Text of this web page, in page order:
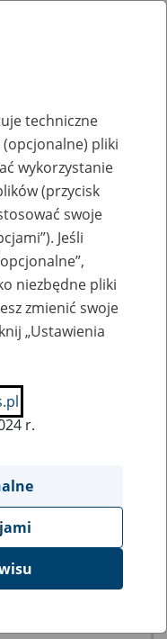
lub
pracy
Spółdzielnia Samopomoc
techniczne
pliki
wykorzystanie
(przycisk
swoje
Jeśli
niezbędne pliki
zmienić swoje
„Ustawienia
r.